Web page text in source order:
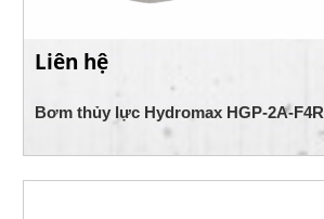
Liên hệ
Bơm thủy lực Hydromax HGP-2A-F4R